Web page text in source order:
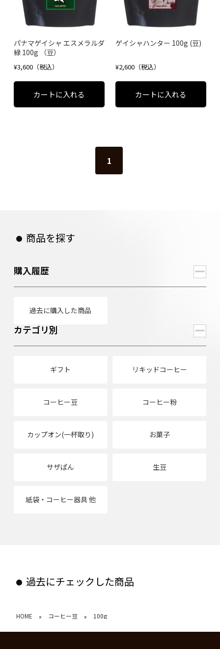
パナマゲイシャ エスメラルダ
緑 100g （豆）
¥3,600（税込）
ゲイシャハンター 100g (豆)
¥2,600（税込）
1
商品を探す
購入履歴
過去に購入した商品
カテゴリ別
ギフト リキッドコーヒー
コーヒー豆 コーヒー粉
カップオン(一杯取り) お菓子
サザぱん 生豆
紙袋・コーヒー器具 他
過去にチェックした商品
HOME » コーヒー豆 » 100g